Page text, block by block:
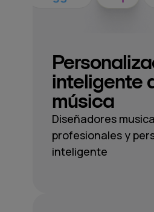
inteligente
música
Diseñadores
profesionales y
inteligente